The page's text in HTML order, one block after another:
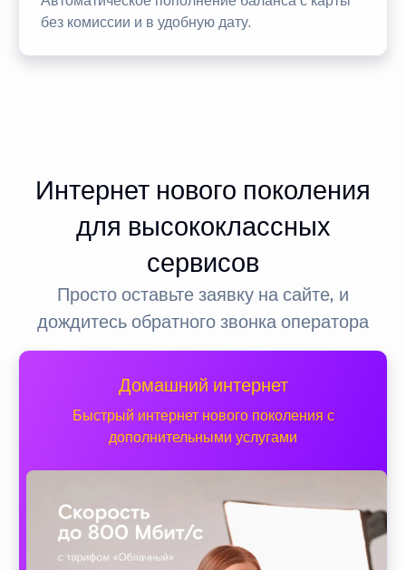
без комиссии и в удобную дату.
Интернет нового поколения
для высококлассных
сервисов
Просто оставьте заявку на сайте, и
дождитесь обратного звонка оператора
Домашний интернет
Быстрый интернет нового поколения с
дополнительными услугами